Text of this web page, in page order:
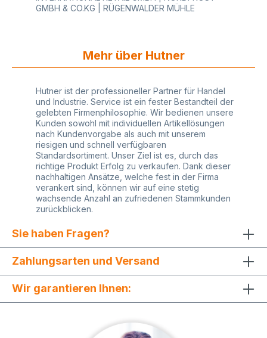
GMBH & CO.KG | RÜGENWALDER MÜHLE
Mehr über Hutner
Hutner ist der professioneller Partner für Handel
und Industrie. Service ist ein fester Bestandteil der
gelebten Firmenphilosophie. Wir bedienen unsere
Kunden sowohl mit individuellen Artikellösungen
nach Kundenvorgabe als auch mit unserem
riesigen und schnell verfügbaren
Standardsortiment. Unser Ziel ist es, durch das
richtige Produkt Erfolg zu verkaufen. Dank dieser
nachhaltigen Ansätze, welche fest in der Firma
verankert sind, können wir auf eine stetig
wachsende Anzahl an zufriedenen Stammkunden
zurückblicken.
Sie haben Fragen?
Zahlungsarten und Versand
Wir garantieren Ihnen: